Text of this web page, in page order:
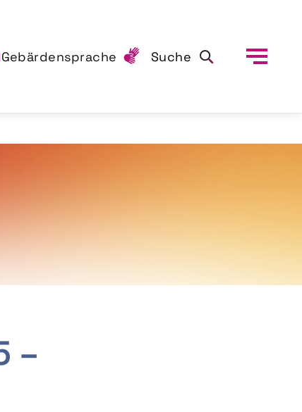
Gebärdensprache Suche
–